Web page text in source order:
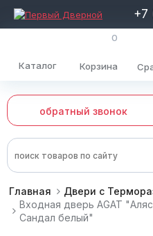
+7
Каталог
0
Корзина
обратный звонок
Главная
Двери с
Входная дверь AGAT
Сандал белый"